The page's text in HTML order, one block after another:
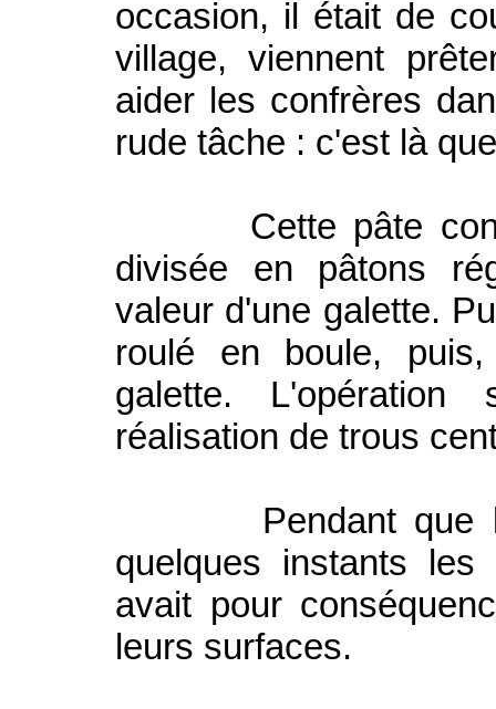
occasion, il était de
village, viennent
aider les confrères
rude tâche : c'est là
Cette pâte
divisée en pâtons
valeur d'une galette.
roulé en boule,
galette.
réalisation de trous
Pendant que le
quelques instants
avait pour
leurs surfaces.